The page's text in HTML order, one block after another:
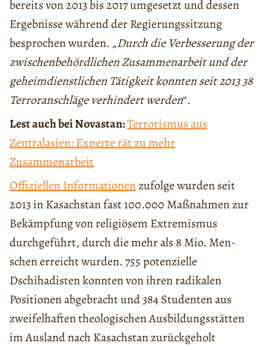
bereits von 2013 bis 2017 umgesetzt und dessen
Ergebnisse während der Regierungssitzung
besprochen wurden. „Durch die Verbesserung der
zwischenbehördlichen Zusammenarbeit und der
geheimdienstlichen Tätigkeit konnten seit 2013 38
Terroranschläge verhindert werden“.
Lest auch bei Novastan:Terrorismus aus
Zentralasien: Experte rät zu mehr
Zusammenarbeit
Offiziellen Informationenzufolge wurden seit
2013 in Kasachstan fast 100.000 Maßnahmen zur
Bekämpfung von religiösem Extremismus
durchgeführt, durch die mehr als 8 Mio. Men­
schen erreicht wurden. 755 potenzielle
Dschihadisten konnten von ihren radikalen
Positionen abgebracht und 384 Studenten aus
zweifelhaften theologischen Ausbildungsstätten
im Ausland nach Kasachstan zurückgeholt